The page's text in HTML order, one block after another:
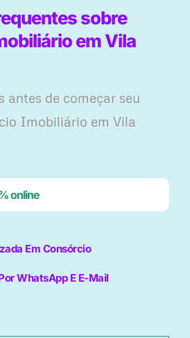
sobre
em Vila
antes de começar seu
Imobiliário em Vila
online
Em Consórcio
WhatsApp E E-Mail